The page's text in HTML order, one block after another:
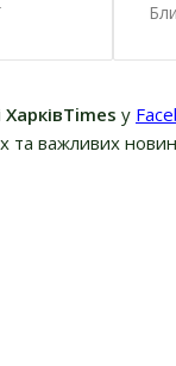
ХарківTimes у
та важливих